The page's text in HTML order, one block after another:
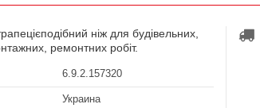
ніж для будівельних,
ремонтних робіт.
6.9.2.157320
Украина